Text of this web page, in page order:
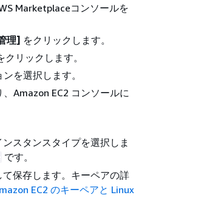
Marketplaceコンソールを
理] をクリックします。
クリックします。
を選択します。
Amazon EC2 コンソールに
スタンスタイプを選択しま
です。
保存します。キーペアの詳
EC2 のキーペアと Linux